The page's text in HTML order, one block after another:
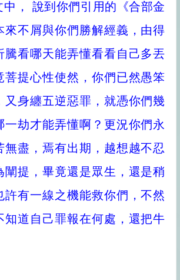
中， 說到你們引用的《合部金
來不屑與你們勝解經義，由得
騰看哪天能弄懂看看自己多丟
菩提心性使然，你們已然愚笨
又身纏五逆惡罪，就憑你們幾
一劫才能弄懂啊？更況你們永
無盡，焉有出期，越想越不忍
闡提，畢竟還是眾生，還是稍
許有一線之機能救你們，不然
知道自己罪報在何處，還把牛